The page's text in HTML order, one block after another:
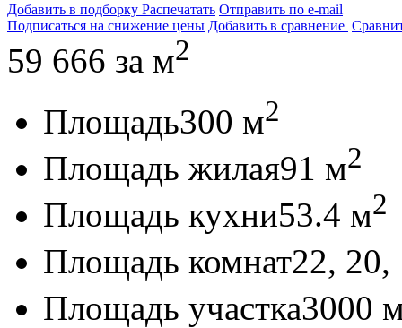
Добавить в подборку Распечатать Отправить по e-mail
Подписаться на снижение цены Добавить в сравнение
59 666 за м2
Площадь300 м2
Площадь жилая91 м2
Площадь кухни53.4 м2
Площадь комнат22, 20,
Площадь участка3000